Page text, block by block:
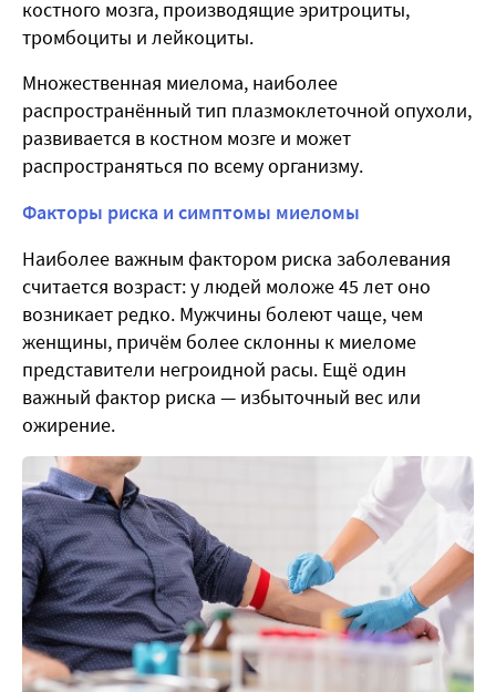
костного мозга, производящие эритроциты,
тромбоциты и лейкоциты.
Множественная миелома, наиболее
распространённый тип плазмоклеточной опухоли,
развивается в костном мозге и может
распространяться по всему организму.
Факторы риска и симптомы миеломы
Наиболее важным фактором риска заболевания
считается возраст: у людей моложе 45 лет оно
возникает редко. Мужчины болеют чаще, чем
женщины, причём более склонны к миеломе
представители негроидной расы. Ещё один
важный фактор риска — избыточный вес или
ожирение.